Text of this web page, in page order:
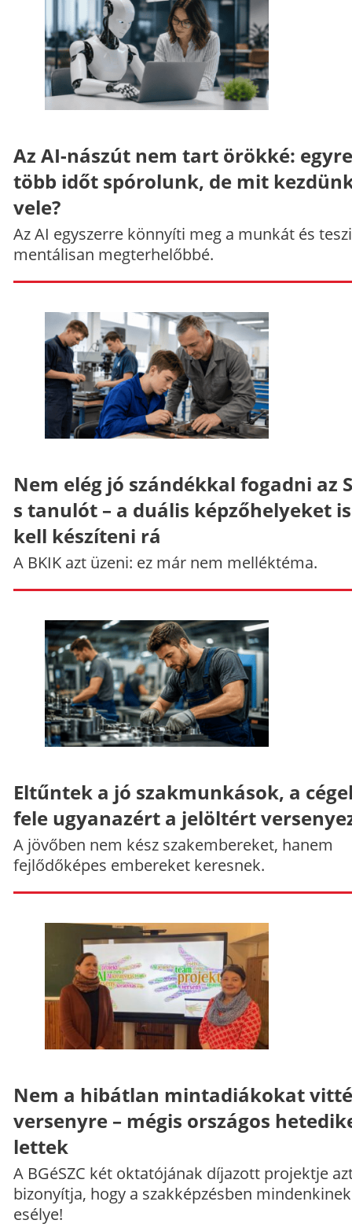
Az AI-nászút nem tart örökké: egyre
több időt spórolunk, de mit
vele?
Az AI egyszerre könnyíti meg a munkát és
mentálisan megterhelőbbé.
Nem elég jó szándékkal fogadni az
s tanulót – a duális képzőhelyeket
kell készíteni rá
A BKIK azt üzeni: ez már nem melléktéma.
Eltűntek a jó szakmunkások, a
fele ugyanazért a jelöltért
A jövőben nem kész szakembereket, hanem
fejlődőképes embereket keresnek.
Nem a hibátlan mintadiákokat
versenyre – mégis országos
lettek
A BGéSZC két oktatójának díjazott projektje
bizonyítja, hogy a szakképzésben
esélye!